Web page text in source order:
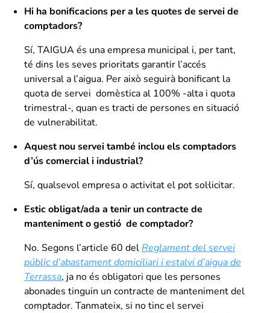
Hi ha bonificacions per a les quotes de servei de
comptadors?
Sí, TAIGUA és una empresa municipal i, per tant,
té dins les seves prioritats garantir l’accés
universal a l’aigua. Per això seguirà bonificant la
quota de servei domèstica al 100% -alta i quota
trimestral-, quan es tracti de persones en situació
de vulnerabilitat.
Aquest nou servei també inclou els comptadors
d’ús comercial i industrial?
Sí, qualsevol empresa o activitat el pot sol·licitar.
Estic obligat/ada a tenir un contracte de
manteniment o gestió de comptador?
No. Segons l’article 60 del Reglament del servei
públic d’abastament domiciliari i estalvi d’aigua de
Terrassa, ja no és obligatori que les persones
abonades tinguin un contracte de manteniment del
comptador. Tanmateix, si no tinc el servei